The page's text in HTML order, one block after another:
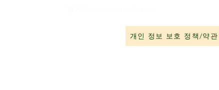
개인 정보 보호 정책/약관